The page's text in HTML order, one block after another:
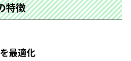
特徴
最適化